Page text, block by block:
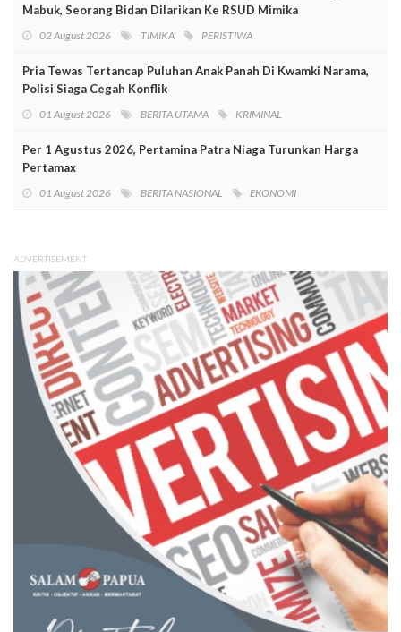
Mabuk, Seorang Bidan Dilarikan Ke RSUD Mimika
02 August 2026 TIMIKA PERISTIWA
Pria Tewas Tertancap Puluhan Anak Panah Di Kwamki Narama,
Polisi Siaga Cegah Konflik
01 August 2026 BERITA UTAMA KRIMINAL
Per 1 Agustus 2026, Pertamina Patra Niaga Turunkan Harga
Pertamax
01 August 2026 BERITA NASIONAL EKONOMI
ADVERTISEMENT